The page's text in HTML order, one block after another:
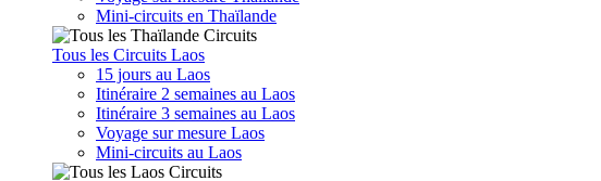
Mini-circuits en Thaïlande
Tous les Circuits Laos
15 jours au Laos
Itinéraire 2 semaines au Laos
Itinéraire 3 semaines au Laos
Voyage sur mesure Laos
Mini-circuits au Laos